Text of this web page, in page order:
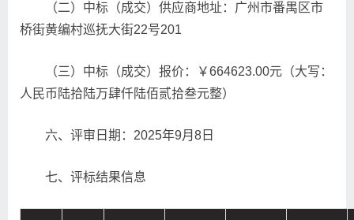
（二）中标（成交）供应商地址：广州市番禺区市
桥街黄编村巡抚大街22号201
（三）中标（成交）报价：￥664623.00元（大写：
人民币陆拾陆万肆仟陆佰贰拾叁元整）
六、评审日期：2025年9月8日
七、评标结果信息